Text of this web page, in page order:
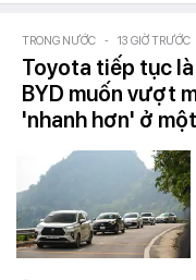
TRONG NƯỚC - 13 GIỜ TRƯỚC
Toyota tiếp tục
BYD muốn vượt
'nhanh hơn' ở